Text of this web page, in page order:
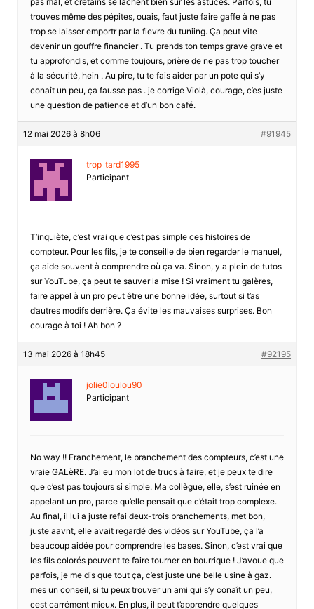
trouves même des pépites, ouais, faut juste faire gaffe à ne pas
trop se laisser emportr par la fievre du tuniing. Ça peut vite
devenir un gouffre financier . Tu prends ton temps grave grave et
tu approfondis, et comme toujours, prière de ne pas trop toucher
à la sécurité, hein . Au pire, tu te fais aider par un pote qui s’y
conaît un peu, ça fausse pas . je corrige Violà, courage, c’es juste
une question de patience et d’un bon café.
12 mai 2026 à 8h06 #91945
trop_tard1995
Participant
T’inquiète, c’est vrai que c’est pas simple ces histoires de
compteur. Pour les fils, je te conseille de bien regarder le manuel,
ça aide souvent à comprendre où ça va. Sinon, y a plein de tutos
sur YouTube, ça peut te sauver la mise ! Si vraiment tu galères,
faire appel à un pro peut être une bonne idée, surtout si t’as
d’autres modifs derrière. Ça évite les mauvaises surprises. Bon
courage à toi ! Ah bon ?
13 mai 2026 à 18h45 #92195
jolie0loulou90
Participant
No way !! Franchement, le branchement des compteurs, c’est une
vraie GALèRE. J’ai eu mon lot de trucs à faire, et je peux te dire
que c’est pas toujours si simple. Ma collègue, elle, s’est ruinée en
appelant un pro, parce qu’elle pensait que c’était trop complexe.
Au final, il lui a juste refai deux-trois branchements, met bon,
juste aavnt, elle avait regardé des vidéos sur YouTube, ça l’a
beaucoup aidée pour comprendre les bases. Sinon, c’est vrai que
les fils colorés peuvent te faire tourner en bourrique ! J’avoue que
parfois, je me dis que tout ça, c’est juste une belle usine à gaz.
mes un conseil, si tu peux trouver un ami qui s’y conaît un peu,
cest carrément mieux. En plus, il peut t’apprendre quelques